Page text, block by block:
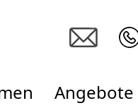
Angebote